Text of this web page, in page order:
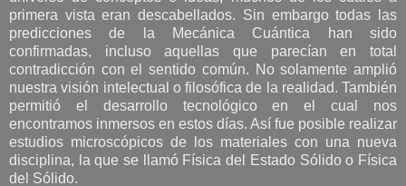
primera vista eran descabellados. Sin embargo todas las
predicciones de la Mecánica Cuántica han sido
confirmadas, incluso aquellas que parecían en total
contradicción con el sentido común. No solamente amplió
nuestra visión intelectual o filosófica de la realidad. También
permitió el desarrollo tecnológico en el cual nos
encontramos inmersos en estos días. Así fue posible realizar
estudios microscópicos de los materiales con una nueva
disciplina, la que se llamó Física del Estado Sólido o Física
del Sólido.